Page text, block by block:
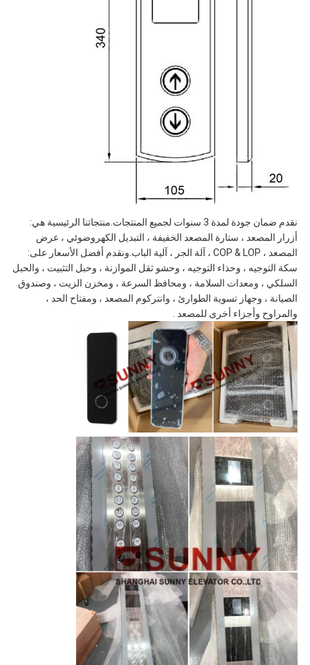
نقدم ضمان جودة لمدة 3 سنوات لجميع المنتجات.منتجاتنا الرئيسية هي:
أزرار المصعد ، ستارة المصعد الخفيفة ، التبديل الكهروضوئي ، عرض
المصعد ، COP & LOP ، آلة الجر ، آلية الباب.ونقدم أفضل الأسعار على:
سكة التوجيه ، وحذاء التوجيه ، وحشو ثقل الموازنة ، وحبل التثبيت ، والحبل
السلكي ، ومعدات السلامة ، ومحافظ السرعة ، ومخزن الزيت ، وصندوق
الصيانة ، وجهاز تسوية الطوارئ ، وانتركوم المصعد ، ومفتاح الحد ،
والمراوح وأجزاء أخرى للمصعد .